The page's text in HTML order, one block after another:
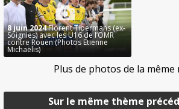
Sur le même thème
8 juin 2024Florent Tibermans (ex-
Soignies) avec les U16 de l’OMR
contre Rouen (Photos Etienne
Michaëlis)
Plus de photos de la